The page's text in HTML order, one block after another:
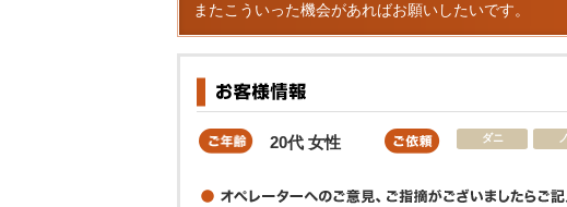
またこういった機会があればお願いしたいです。
20代 女性 ダニ